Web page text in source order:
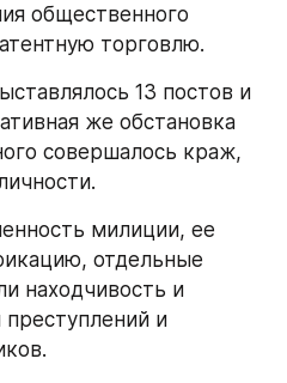
общественного
торговлю.
13 постов и
же обстановка
совершалось краж,
милиции, ее
отдельные
находчивость и
и